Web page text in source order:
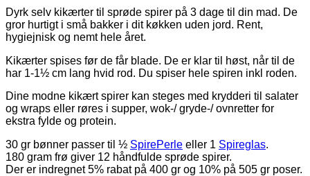
Dyrk selv kikærter til sprøde spirer på 3 dage til din mad. De
gror hurtigt i små bakker i dit køkken uden jord. Rent,
hygiejnisk og nemt hele året.
Kikærter spises før de får blade. De er klar til høst, når til de
har 1-1½ cm lang hvid rod. Du spiser hele spiren inkl roden.
Dine modne kikært spirer kan steges med krydderi til salater
og wraps eller røres i supper, wok-/ gryde-/ ovnretter for
ekstra fylde og protein.
30 gr bønner passer til ½ SpirePerle eller 1 Spireglas.
180 gram frø giver 12 håndfulde sprøde spirer.
Der er indregnet 5% rabat på 400 gr og 10% på 505 gr poser.